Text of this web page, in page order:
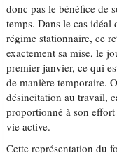
donc pas le bénéfice de
temps. Dans le cas
régime stationnaire, ce
exactement sa mise, le
premier janvier, ce qui
de manière temporaire.
désincitation au travail,
proportionné à son
vie active.
Cette représentation du